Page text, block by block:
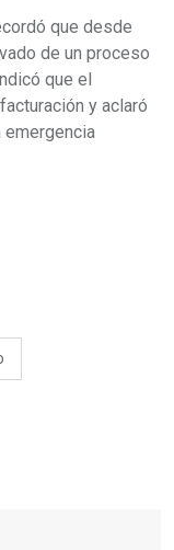
que desde
de un proceso
que el
y aclaró